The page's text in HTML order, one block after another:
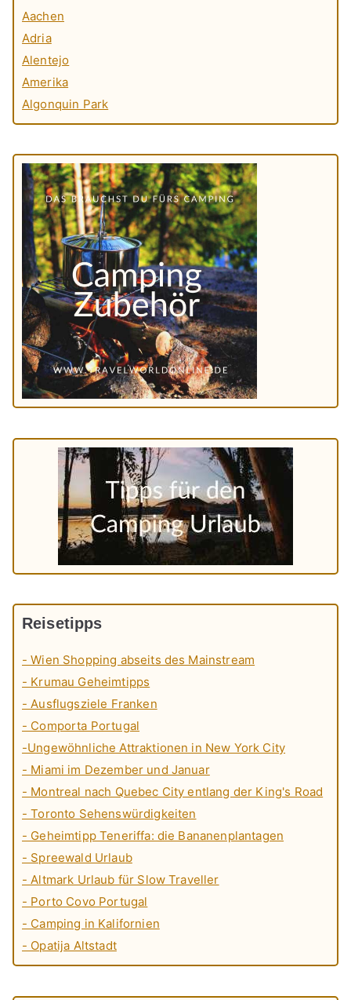
Aachen
Adria
Alentejo
Amerika
Algonquin Park
Reisetipps
- Wien Shopping abseits des Mainstream
- Krumau Geheimtipps
- Ausflugsziele Franken
- Comporta Portugal
-Ungewöhnliche Attraktionen in New York City
- Miami im Dezember und Januar
- Montreal nach Quebec City entlang der King's Road
- Toronto Sehenswürdigkeiten
- Geheimtipp Teneriffa: die Bananenplantagen
- Spreewald Urlaub
- Altmark Urlaub für Slow Traveller
- Porto Covo Portugal
- Camping in Kalifornien
- Opatija Altstadt